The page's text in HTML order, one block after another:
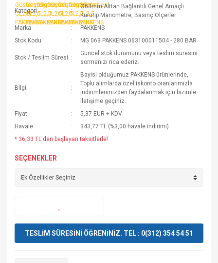
Kategori
Ø63mm Alttan Bağlantılı Genel Amaçlı
Kurutip Manometre, Basınç Ölçerler
Marka
PAKKENS
Stok Kodu
MG 063 PAKKENS 063100011504 - 280 BAR
Stok / Teslim Süresi
Güncel stok durumunu veya teslim süresini
sormanızı rica ederiz.
Bilgi
Bayisi olduğumuz PAKKENS ürünlerinde,
Toplu alımlarda özel iskonto oranlarımızla
indirimlerimizden faydalanmak için bizimle
iletişime geçiniz.
Fiyat
5,37 EUR + KDV
Havale
343,77 TL (%3,00 havale indirimi)
* 36,33 TL den başlayan taksitlerle!
SEÇENEKLER
TESLİM SÜRESİNİ ÖĞRENİNİZ. TEL : 0(312) 354 54 51